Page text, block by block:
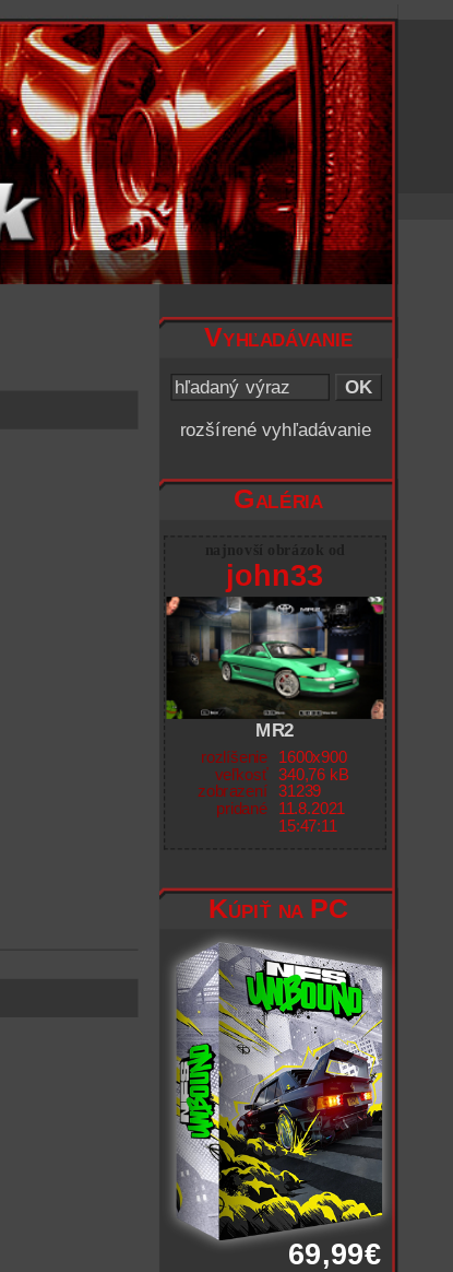
Vyhľadávanie
rozšírené vyhľadávanie
Galéria
john33
MR2
rozlíšenie
veľkosť
zobrazení
pridané
1600x900
340,76 kB
31239
11.8.2021
15:47:11
Kúpiť na PC
69,99€